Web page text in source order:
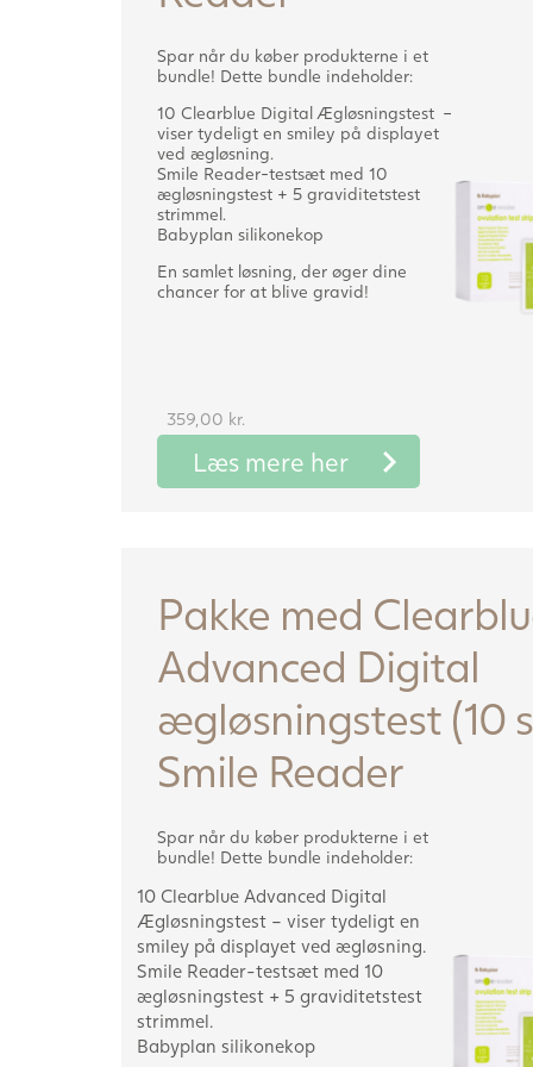
Spar når du køber produkterne i et
bundle! Dette bundle indeholder:
10 Clearblue Digital Ægløsningstest –
viser tydeligt en smiley på displayet
ved ægløsning.
Smile Reader-testsæt med 10
ægløsningstest + 5 graviditetstest
strimmel.
Babyplan silikonekop
En samlet løsning, der øger dine
chancer for at blive gravid!
359,00 kr.
Læs mere her
Pakke med
Advanced Digital
ægløsningstest (10
Smile Reader
Spar når du køber produkterne i et
bundle! Dette bundle indeholder:
10 Clearblue Advanced Digital
Ægløsningstest – viser tydeligt en
smiley på displayet ved ægløsning.
Smile Reader-testsæt med 10
ægløsningstest + 5 graviditetstest
strimmel.
Babyplan silikonekop